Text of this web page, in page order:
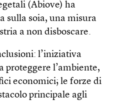
(Abiove) ha
sulla soia, una misura
a non disboscare.
l’iniziativa
proteggere l’ambiente,
economici; le forze di
principale agli